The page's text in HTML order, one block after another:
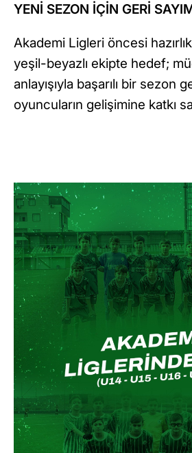
YENİ SEZON İÇİN GERİ
Akademi Ligleri öncesi
yeşil-beyazlı ekipte hedef;
anlayışıyla başarılı bir sezon
oyuncuların gelişimine katkı